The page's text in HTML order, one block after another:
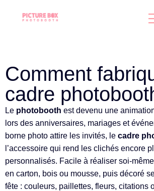
Comment
cadre
Le photobooth est devenu une
lors des anniversaires, mariages et
borne photo attire les invités, le cadre
l’accessoire qui rend les clichés encore
personnalisés. Facile à réaliser soi-
en carton, bois ou mousse, puis décoré
fête : couleurs, paillettes, fleurs, citations